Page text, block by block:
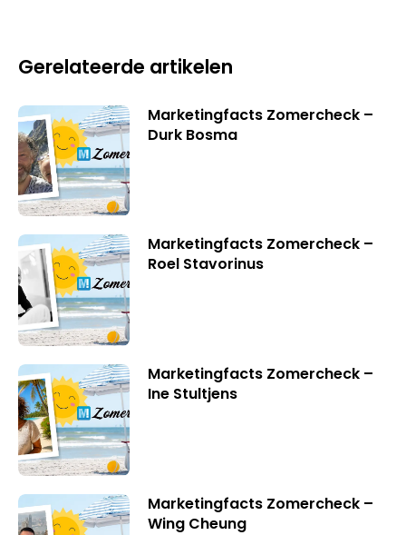
Gerelateerde artikelen
Marketingfacts Zomercheck –
Durk Bosma
Marketingfacts Zomercheck –
Roel Stavorinus
Marketingfacts Zomercheck –
Ine Stultjens
Marketingfacts Zomercheck –
Wing Cheung